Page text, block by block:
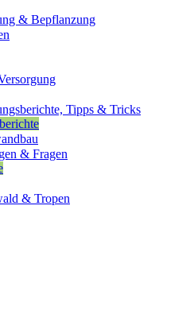
& Bepflanzung
Tipps & Tricks
& Fragen
& Tropen